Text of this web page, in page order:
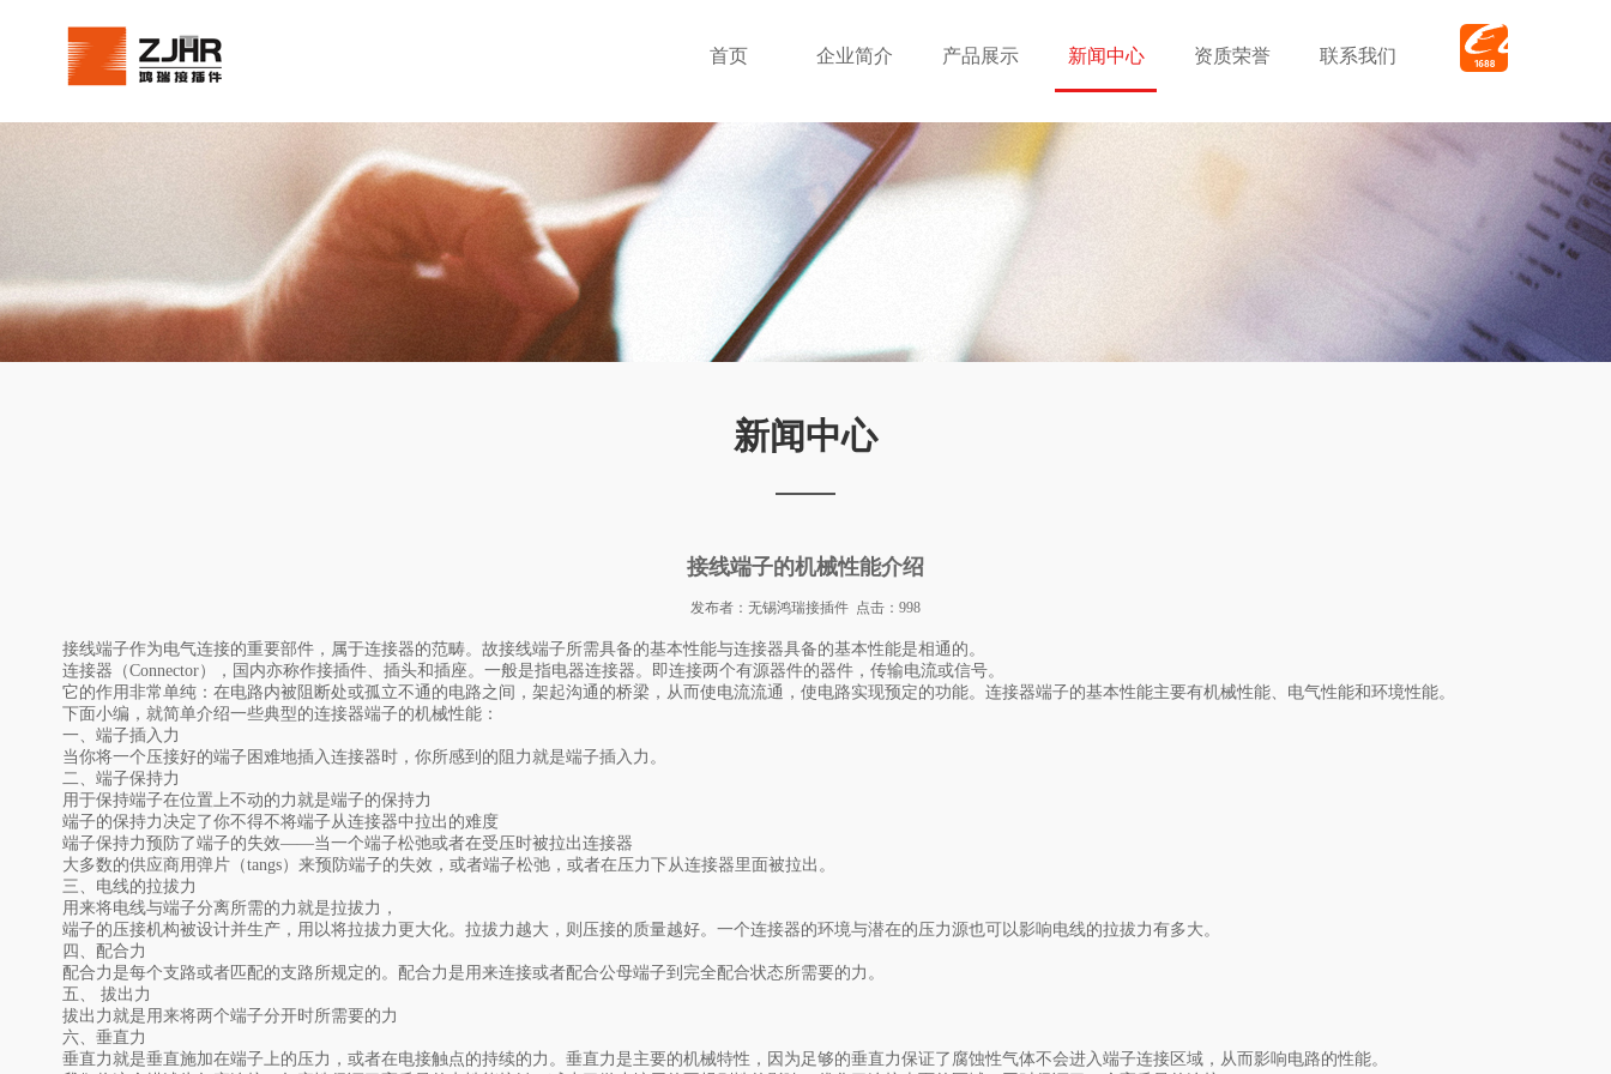
首页 企业简介 产品展示 新闻中心 资质荣誉 联系我们
新闻中心
接线端子的机械性能介绍
发布者：无锡鸿瑞接插件 点击：998
接线端子作为电气连接的重要部件，属于连接器的范畴。故接线端子所需具备的基本性能与连接器具备的基本性能是相通的。
连接器（Connector），国内亦称作接插件、插头和插座。一般是指电器连接器。即连接两个有源器件的器件，传输电流或信号。
它的作用非常单纯：在电路内被阻断处或孤立不通的电路之间，架起沟通的桥梁，从而使电流流通，使电路实现预定的功能。连接器端子的基本性能主要有机械性能、电气性能和环境性能。
下面小编，就简单介绍一些典型的连接器端子的机械性能：
一、端子插入力
当你将一个压接好的端子困难地插入连接器时，你所感到的阻力就是端子插入力。
二、端子保持力
用于保持端子在位置上不动的力就是端子的保持力
端子的保持力决定了你不得不将端子从连接器中拉出的难度
端子保持力预防了端子的失效——当一个端子松弛或者在受压时被拉出连接器
大多数的供应商用弹片（tangs）来预防端子的失效，或者端子松弛，或者在压力下从连接器里面被拉出。
三、电线的拉拔力
用来将电线与端子分离所需的力就是拉拔力，
端子的压接机构被设计并生产，用以将拉拔力更大化。拉拔力越大，则压接的质量越好。一个连接器的环境与潜在的压力源也可以影响电线的拉拔力有多大。
四、配合力
配合力是每个支路或者匹配的支路所规定的。配合力是用来连接或者配合公母端子到完全配合状态所需要的力。
五、 拔出力
拔出力就是用来将两个端子分开时所需要的力
六、垂直力
垂直力就是垂直施加在端子上的压力，或者在电接触点的持续的力。垂直力是主要的机械特性，因为足够的垂直力保证了腐蚀性气体不会进入端子连接区域，从而影响电路的性能。